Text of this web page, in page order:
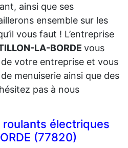
ainsi que ses
ensemble sur les
vous faut ! L’entreprise
LA-BORDE vous
votre entreprise et vous
menuiserie ainsi que des
pas à nous
électriques
(77820)